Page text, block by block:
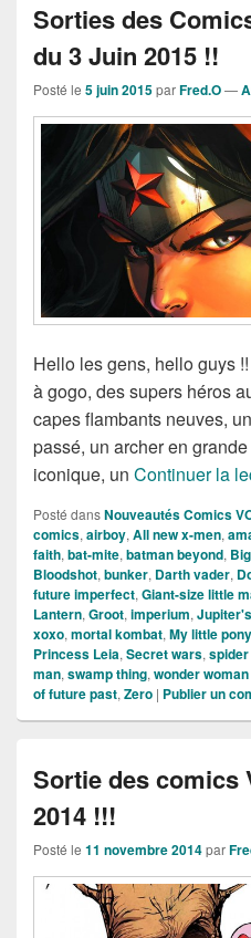
Sorties des
du 3 Juin 2015 !!
Posté le 5 juin 2015parFred.O—
Hello les gens, hello guys
à gogo, des supers héros
capes flambants neuves,
passé, un archer en
iconique, un Continuer la
Posté dansNouveautés Comics
comics,airboy,All new x-men,
faith,bat-mite,batman beyond,
Bloodshot,bunker, Darth vader,
future imperfect,Giant-size little
Lantern,Groot,imperium,
xoxo,mortal kombat,My little
Princess Leia,Secret wars,
man,swamp thing,wonder
of future past,Zero | Publier un
Sortie des comics
2014 !!!
Posté le 11 novembre 2014par